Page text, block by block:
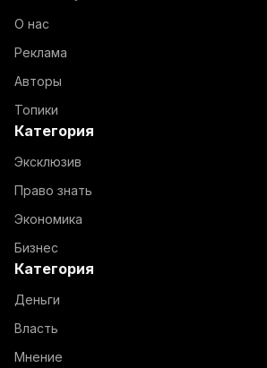
О нас
Реклама
Авторы
Топики
Категория
Эксклюзив
Право знать
Экономика
Бизнес
Категория
Деньги
Власть
Мнение